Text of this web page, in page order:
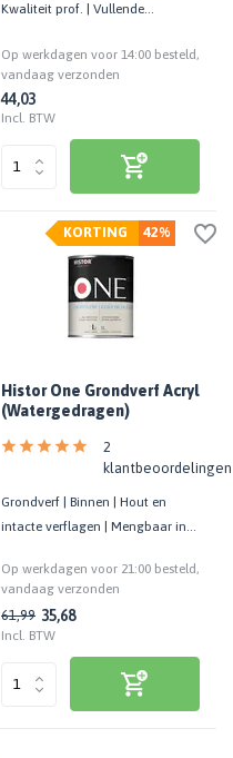
Kwaliteit prof. | Vullende
Op werkdagen voor 14:00 besteld,
vandaag verzonden
44,03
Incl. BTW
42%
KORTING
Histor One Grondverf Acryl
(Watergedragen)
2
klantbeoordelingen
Grondverf | Binnen | Hout en
intacte verflagen | Mengbaar in
Op werkdagen voor 21:00 besteld,
vandaag verzonden
61,99 35,68
Incl. BTW